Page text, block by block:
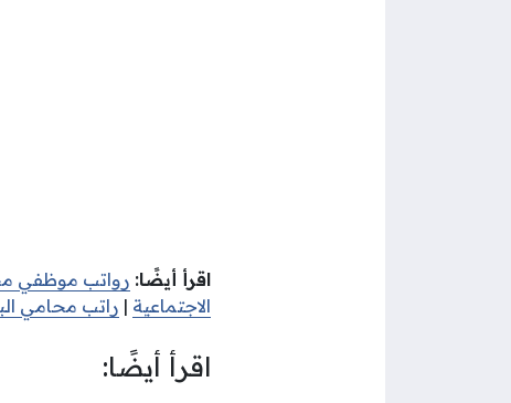
اقرأ أيضًا: رواتب موظفي
الاجتماعية | راتب محامي
اقرأ أيضًا: